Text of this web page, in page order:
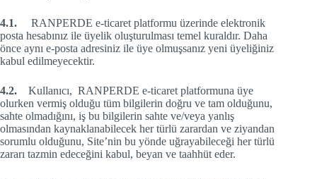
4.1. RANPERDE e-ticaret platformu üzerinde elektronik
posta hesabınız ile üyelik oluşturulması temel kuraldır. Daha
önce aynı e-posta adresiniz ile üye olmuşsanız yeni üyeliğiniz
kabul edilmeyecektir.
4.2. Kullanıcı, RANPERDE e-ticaret platformuna üye
olurken vermiş olduğu tüm bilgilerin doğru ve tam olduğunu,
sahte olmadığını, iş bu bilgilerin sahte ve/veya yanlış
olmasından kaynaklanabilecek her türlü zarardan ve ziyandan
sorumlu olduğunu, Site’nin bu yönde uğrayabileceği her türlü
zararı tazmin edeceğini kabul, beyan ve taahhüt eder.